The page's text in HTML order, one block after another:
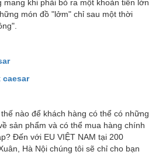
khi phải bỏ ra một khoản tiền lớn
món đồ "lởm" chỉ sau một thời
caesar
nào để khách hàng có thể có những
sản phẩm và có thể mua hàng chính
Đến với EU VIỆT NAM tại 200
Hà Nội chúng tôi sẽ chỉ cho bạn